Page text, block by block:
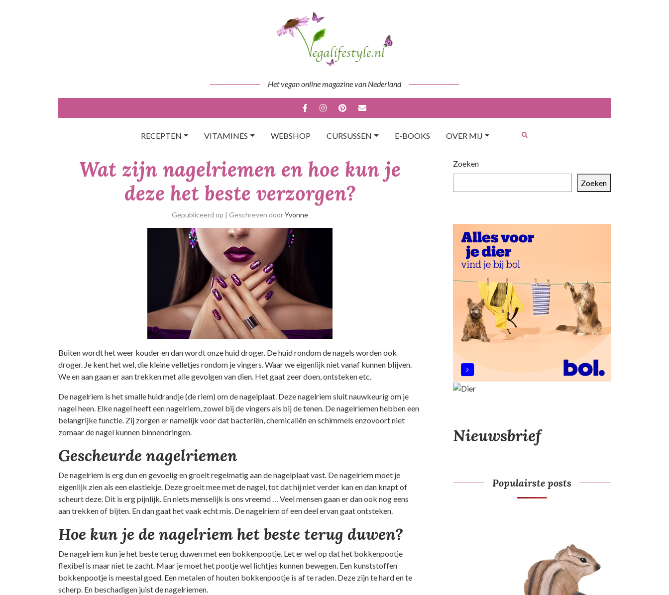
Het vegan online magazine van Nederland
RECEPTEN VITAMINES WEBSHOP CURSUSSEN E-BOOKS OVER MIJ
Wat zijn nagelriemen en hoe kun je
deze het beste verzorgen?
Gepubliceerd op | Geschreven doorYvonne
Buiten wordt het weer kouder en dan wordt onze huid droger. De huid rondom de nagels worden ook
droger. Je kent het wel, die kleine velletjes rondom je vingers. Waar we eigenlijk niet vanaf kunnen blijven.
We en aan gaan er aan trekken met alle gevolgen van dien. Het gaat zeer doen, ontsteken etc.
De nagelriem is het smalle huidrandje (de riem) om de nagelplaat. Deze nagelriem sluit nauwkeurig om je
nagel heen. Elke nagel heeft een nagelriem, zowel bij de vingers als bij de tenen. De nagelriemen hebben een
belangrijke functie. Zij zorgen er namelijk voor dat bacteriën, chemicaliën en schimmels enzovoort niet
zomaar de nagel kunnen binnendringen.
Gescheurde nagelriemen
De nagelriem is erg dun en gevoelig en groeit regelmatig aan de nagelplaat vast. De nagelriem moet je
eigenlijk zien als een elastiekje. Deze groeit mee met de nagel, tot dat hij niet verder kan en dan knapt of
scheurt deze. Dit is erg pijnlijk. En niets menselijk is ons vreemd … Veel mensen gaan er dan ook nog eens
aan trekken of bijten. En dan gaat het vaak echt mis. De nagelriem of een deel ervan gaat ontsteken.
Hoe kun je de nagelriem het beste terug duwen?
De nagelriem kun je het beste terug duwen met een bokkenpootje. Let er wel op dat het bokkenpootje
flexibel is maar niet te zacht. Maar je moet het pootje wel lichtjes kunnen bewegen. Een kunststoffen
bokkenpootje is meestal goed. Een metalen of houten bokkenpootje is af te raden. Deze zijn te hard en te
scherp. En beschadigen juist de nagelriemen.
Zoeken
Zoeken
Nieuwsbrief
Populairste posts